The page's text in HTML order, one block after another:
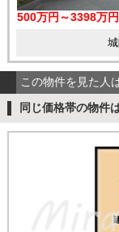
500万円～3398万円
この物件を見た人
同じ価格帯の物件